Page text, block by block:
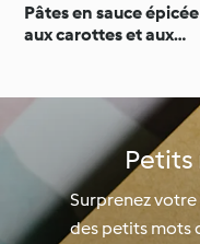
Pâtes en sauce épicée
aux carottes et aux
Petits
Surprenez
des petits mots